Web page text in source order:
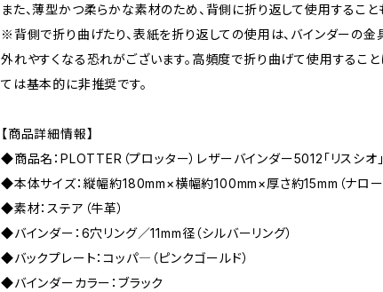
また、薄型かつ柔らかな素材のため、背側に折り返して使用すること
※背側で折り曲げたり、表紙を折り返しての使用は、バインダーの金具
外れやすくなる恐れがございます。高頻度で折り曲げて使用するこ
ては基本的に非推奨です。
【商品詳細情報】
◆商品名：PLOTTER（プロッター）レザーバインダー5012「リスシ
◆本体サイズ：縦幅約180mm×横幅約100mm×厚さ約15mm（ナロー
◆素材：ステア（牛革）
◆バインダー：6穴リング／11mm径（シルバーリング）
◆バックプレート：コッパ―（ピンクゴールド）
◆バインダーカラー：ブラック